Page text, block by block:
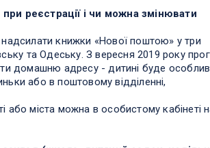
реєстрації і чи можна змінювати
книжки «Нової поштою» у три
та Одеську. З вересня 2019 року
домашню адресу - дитині буде
або в поштовому відділенні,
або міста можна в особистому кабінеті